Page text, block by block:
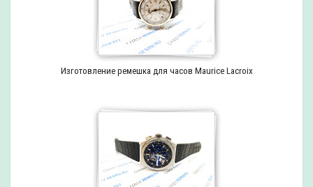
Изготовление ремешка для часов Maurice Lacroix